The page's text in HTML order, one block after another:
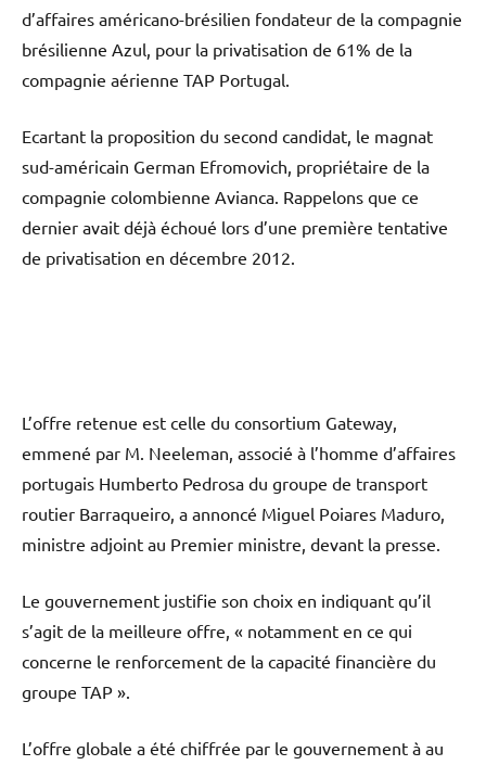
d’affaires américano-brésilien fondateur de la compagnie
brésilienne Azul, pour la privatisation de 61% de la
compagnie aérienne TAP Portugal.
Ecartant la proposition du second candidat, le magnat
sud-américain German Efromovich, propriétaire de la
compagnie colombienne Avianca. Rappelons que ce
dernier avait déjà échoué lors d’une première tentative
de privatisation en décembre 2012.
L’offre retenue est celle du consortium Gateway,
emmené par M. Neeleman, associé à l’homme d’affaires
portugais Humberto Pedrosa du groupe de transport
routier Barraqueiro, a annoncé Miguel Poiares Maduro,
ministre adjoint au Premier ministre, devant la presse.
Le gouvernement justifie son choix en indiquant qu’il
s’agit de la meilleure offre, « notamment en ce qui
concerne le renforcement de la capacité financière du
groupe TAP ».
L’offre globale a été chiffrée par le gouvernement à au